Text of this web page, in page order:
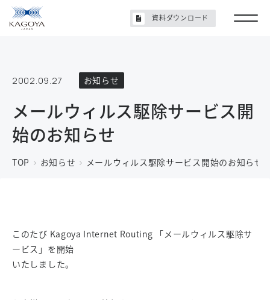
2002.09.27 お知らせ
メールウィルス駆除サービス開
始のお知らせ
TOP お知らせ メールウィルス駆除サービス開始のお知らせ
このたび Kagoya Internet Routing 「メールウィルス駆除サ
ービス」を開始
いたしました。
資料ダウンロード